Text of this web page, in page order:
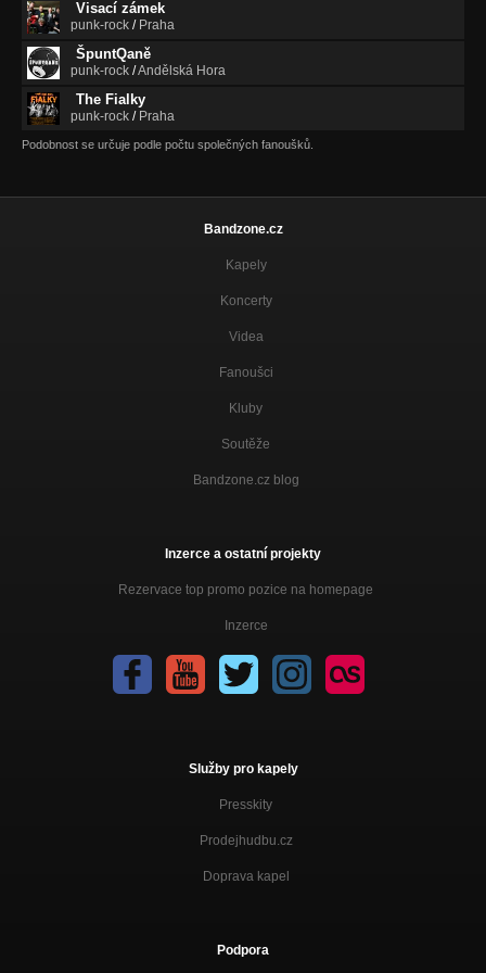
Maso v černým hadru - cover - bonus
Nezařazeno
Ranni letargie
Nezařazeno
Nezařazeno
Visací zámek
punk-rock / Praha
ŠpuntQaně
punk-rock /Andělská Hora
The Fialky
punk-rock / Praha
Podobnost se určuje podle počtu společných fanoušků.
Bandzone.cz
Kapely
Koncerty
Videa
Fanoušci
Kluby
Soutěže
Bandzone.cz blog
Inzerce a ostatní projekty
Rezervace top promo pozice na homepage
Inzerce
Služby pro kapely
Presskity
Prodejhudbu.cz
Doprava kapel
Podpora